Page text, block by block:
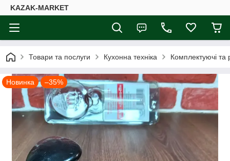
KAZAK-MARKET
Товари та послуги Кухонна техніка Комплектуючі та
Новинка –35%